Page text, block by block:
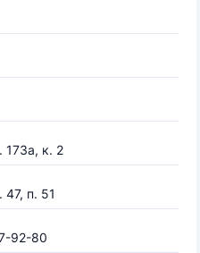
173а, к. 2
47, п. 51
92-80